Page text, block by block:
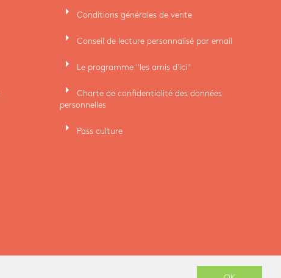
arrow_right Conditions générales de vente
arrow_right Conseil de lecture personnalisé par email
arrow_right Le programme "les amis d'ici"
arrow_right
Charte de confidentialité des données
personnelles
arrow_right Pass culture